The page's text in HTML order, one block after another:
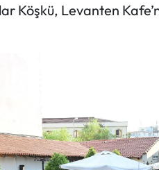
Köşkü, Levanten